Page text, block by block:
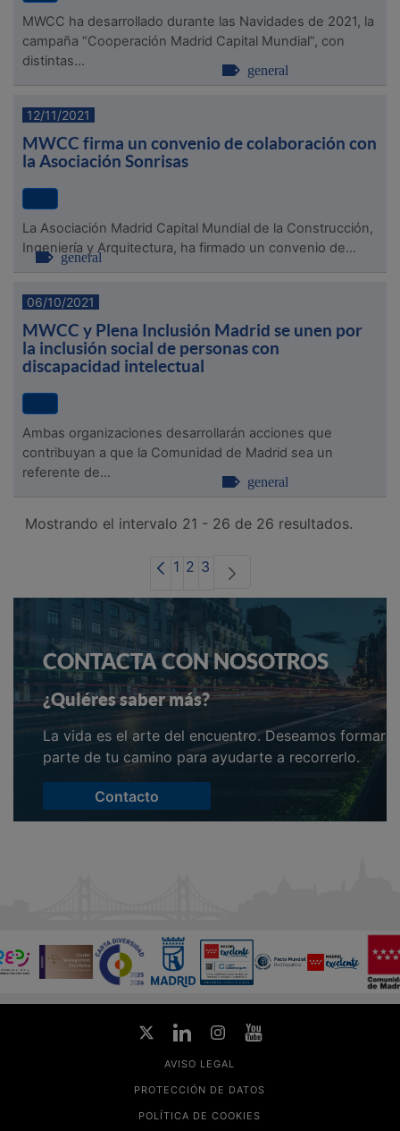
MWCC ha desarrollado durante las Navidades de 2021, la
campaña “Cooperación Madrid Capital Mundial”, con
distintas...
general
12/11/2021
MWCC firma un convenio de colaboración con
la Asociación Sonrisas
La Asociación Madrid Capital Mundial de la Construcción,
Ingeniería y Arquitectura, ha firmado un convenio de...
general
06/10/2021
MWCC y Plena Inclusión Madrid se unen por
la inclusión social de personas con
discapacidad intelectual
Ambas organizaciones desarrollarán acciones que
contribuyan a que la Comunidad de Madrid sea un
referente de...
general
Mostrando el intervalo 21 - 26 de 26 resultados.
Página
1 Página
2 Página
3
CONTACTA CON NOSOTROS
¿Quiéres saber más?
La vida es el arte del encuentro. Deseamos formar
parte de tu camino para ayudarte a recorrerlo.
Contacto
AVISO LEGAL
PROTECCIÓN DE DATOS
POLÍTICA DE COOKIES